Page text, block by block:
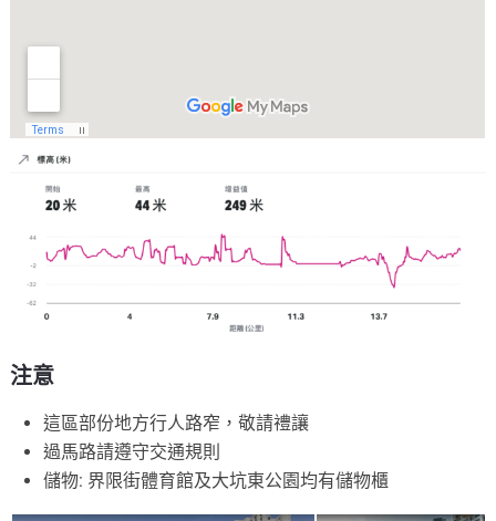
注意
這區部份地方行人路窄，敬請禮讓
過馬路請遵守交通規則
儲物: 界限街體育館及大坑東公園均有儲物櫃